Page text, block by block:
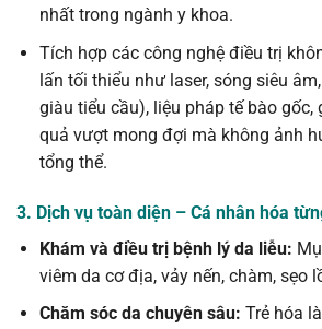
nhất trong ngành y khoa.
Tích hợp các công nghệ điều trị
lấn tối thiểu như laser, sóng siêu
giàu tiểu cầu), liệu pháp tế bào
quả vượt mong đợi mà không ảnh
tổng thể.
3. Dịch vụ toàn diện – Cá nhân hóa
Khám và điều trị bệnh lý da liễu:
viêm da cơ địa, vảy nến, chàm, sẹo
Chăm sóc da chuyên sâu: Trẻ hóa